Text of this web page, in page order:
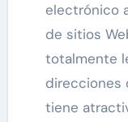
electrónico
de sitios
totalmente
direcciones
tiene